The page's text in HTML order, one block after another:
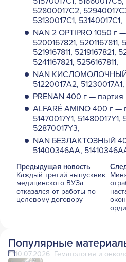
52800017C2,
53130017C1, 53140017C1,
NAN 2 OPTIPRO 1050 г
5200167821, 5201167811,
5219167811, 5219167821,
5241167821, 5256167811,
NAN КИСЛОМОЛОЧНЫЙ
51220017A2, 51230017A1,
PRENAN 400 г —
ALFARÉ AMINO 400 г —
51470017Y1, 51480017Y1,
52870017Y3,
NAN БЕЗЛАКТОЗНЫЙ
51400346AA,
Предыдущая новость
Каждый третий выпускник
медицинского ВУЗа
отказался от работы по
целевому договору
Популярные
10.07.2026 Гематология и